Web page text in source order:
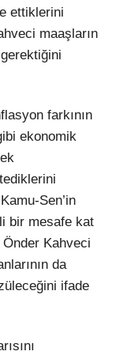
ettiklerini
maaşların
gerektiğini
farkının
ekonomik
Sen’in
bir mesafe kat
Önder Kahveci
da
ifade